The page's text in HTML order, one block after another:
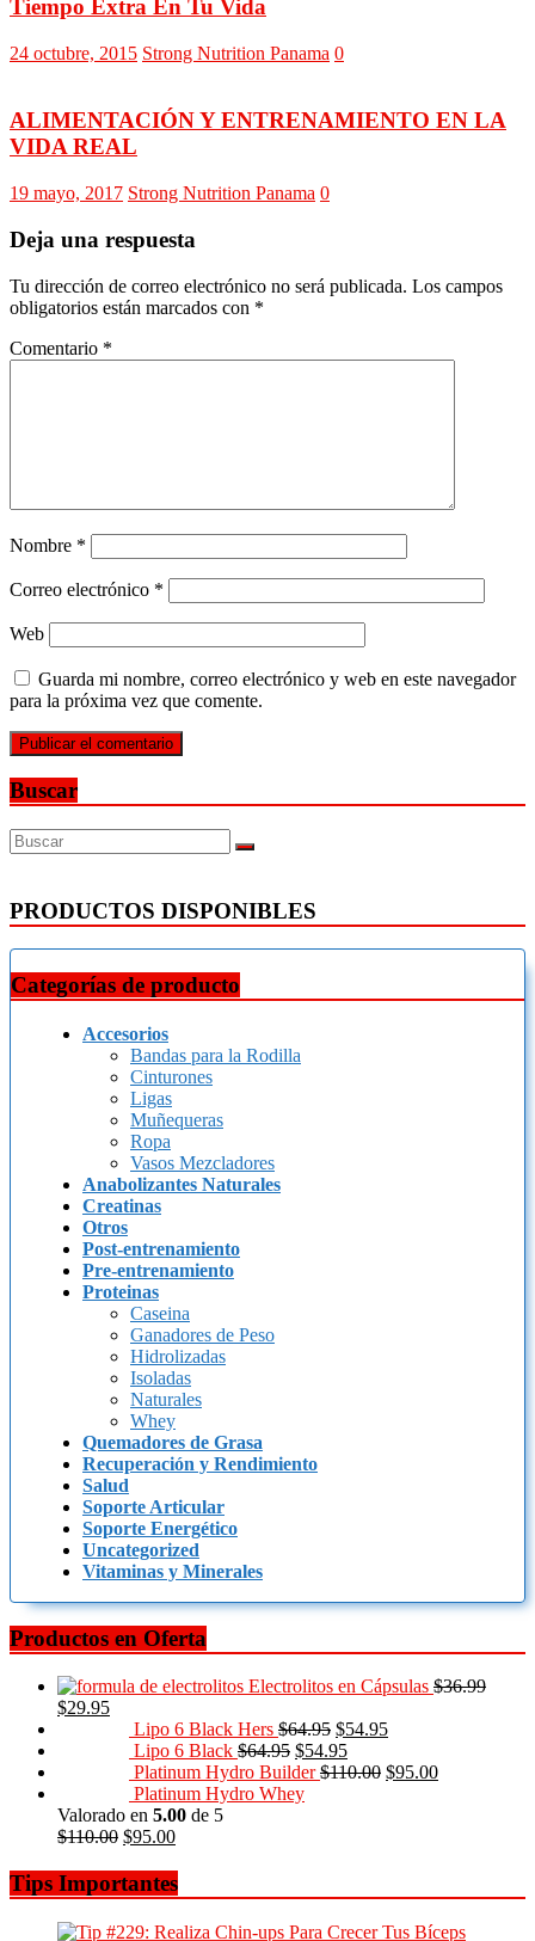
Tiempo Extra En Tu Vida
24 octubre, 2015 Strong Nutrition Panama 0
ALIMENTACIÓN Y ENTRENAMIENTO EN LA
VIDA REAL
19 mayo, 2017 Strong Nutrition Panama 0
Deja una respuesta
Tu dirección de correo electrónico no será publicada. Los campos
obligatorios están marcados con *
Comentario *
Nombre *
Correo electrónico *
Web
Guarda mi nombre, correo electrónico y web en este navegador
para la próxima vez que comente.
Buscar
PRODUCTOS DISPONIBLES
Categorías de producto
Accesorios
Bandas para la Rodilla
Cinturones
Ligas
Muñequeras
Ropa
Vasos Mezcladores
Anabolizantes Naturales
Creatinas
Otros
Post-entrenamiento
Pre-entrenamiento
Proteinas
Caseina
Ganadores de Peso
Hidrolizadas
Isoladas
Naturales
Whey
Quemadores de Grasa
Recuperación y Rendimiento
Salud
Soporte Articular
Soporte Energético
Uncategorized
Vitaminas y Minerales
Productos en Oferta
Electrolitos en Cápsulas $36.99
$29.95
Lipo 6 Black Hers $64.95 $54.95
Lipo 6 Black $64.95 $54.95
Platinum Hydro Builder $110.00 $95.00
Platinum Hydro Whey
Valorado en 5.00 de 5
$110.00 $95.00
Tips Importantes